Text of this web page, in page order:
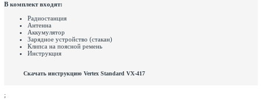
В комплект входят:
Радиостанция
Антенна
Аккумулятор
Зарядное устройство (стакан)
Клипса на поясной ремень
Инструкция
Скачать инструкцию Vertex Standard VX-417
;